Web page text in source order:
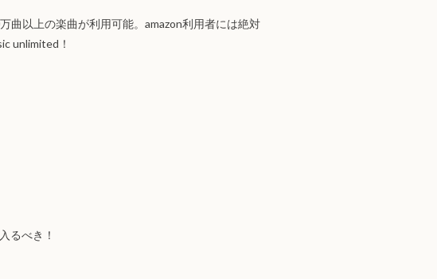
曲以上の楽曲が利用可能。amazon利用者には絶対
unlimited！
るべき！